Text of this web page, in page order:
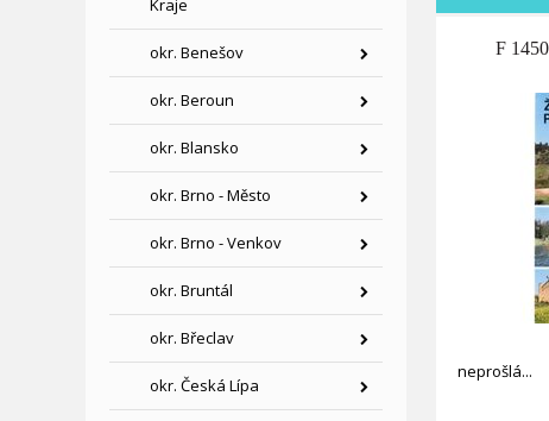
Kraje
okr. Benešov
okr. Beroun
okr. Blansko
okr. Brno - Město
okr. Brno - Venkov
okr. Bruntál
okr. Břeclav
okr. Česká Lípa
F
neprošlá